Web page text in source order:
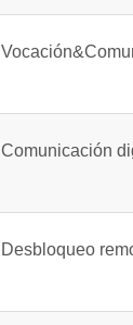
Comunicación
Desbloqueo